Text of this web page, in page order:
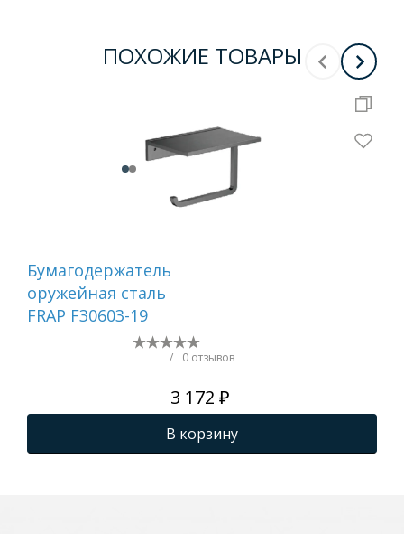
ПОХОЖИЕ ТОВАРЫ
Бумагодержатель
оружейная сталь
FRAP F30603-19
/ 0 отзывов
3 172 ₽
В корзину